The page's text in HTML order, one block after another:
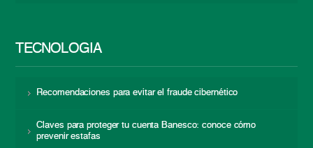
TECNOLOGÍA
Recomendaciones para evitar el fraude cibernético
Claves para proteger tu cuenta Banesco: conoce cómo
prevenir estafas